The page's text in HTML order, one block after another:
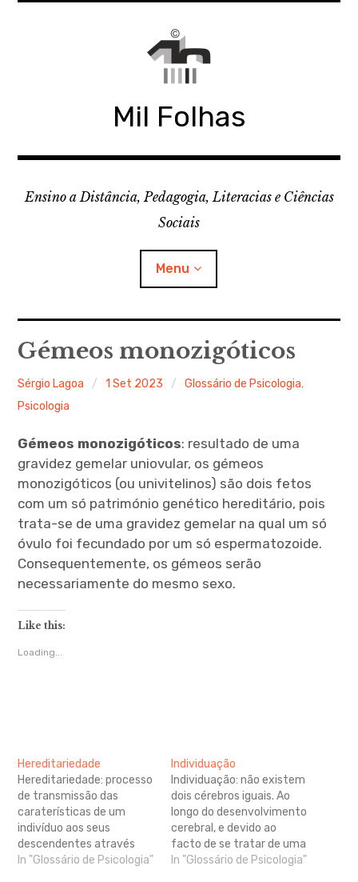
Mil Folhas
Ensino a Distância, Pedagogia, Literacias e Ciências
Sociais
Menu
CDD
Ferramentas Digitais
Blog
Glossário de Psicologia
Psicologia – Biografias
Gémeos monozigóticos
Sérgio Lagoa 1 Set 2023 Glossário de Psicologia,
Psicologia
Gémeos monozigóticos: resultado de uma
gravidez gemelar uniovular, os gémeos
monozigóticos (ou univitelinos) são dois fetos
com um só património genético hereditário, pois
trata-se de uma gravidez gemelar na qual um só
óvulo foi fecundado por um só espermatozoide.
Consequentemente, os gémeos serão
necessariamente do mesmo sexo.
Like this:
Loading...
Hereditariedade
Hereditariedade: processo
de transmissão das
caraterísticas de um
indivíduo aos seus
descendentes através
dos genes. As células
In "Glossário de Psicologia"
Individuação
Individuação: não existem
dois cérebros iguais. Ao
longo do desenvolvimento
cerebral, e devido ao
facto de se tratar de uma
unidade psicossomática, o
In "Glossário de Psicologia"